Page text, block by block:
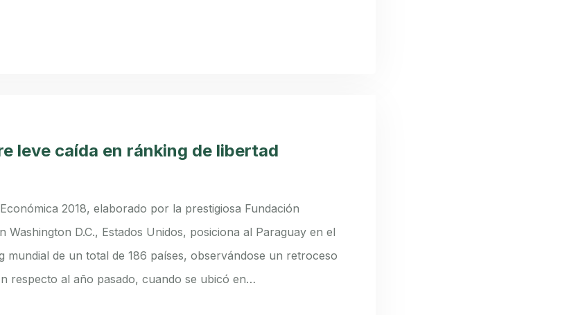
leve caída en ránking de libertad
2018, elaborado por la prestigiosa Fundación
Washington D.C., Estados Unidos, posiciona al Paraguay en el
mundial de un total de 186 países, observándose un retroceso
respecto al año pasado, cuando se ubicó en…